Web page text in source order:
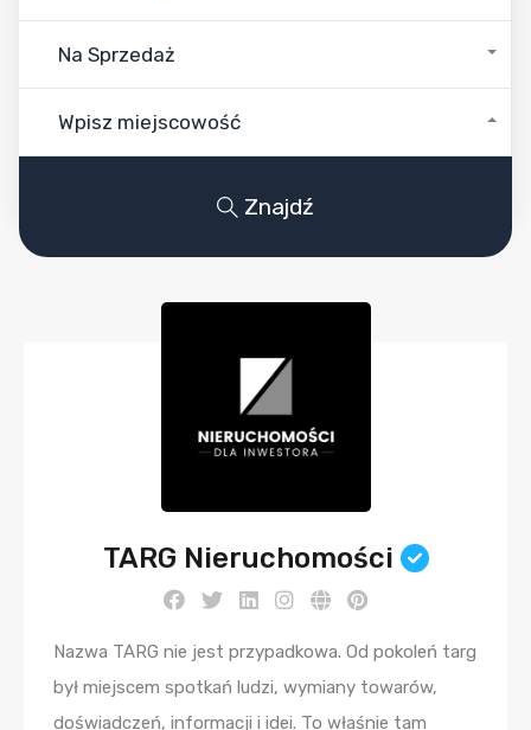
Na Sprzedaż
Wpisz miejscowość
Znajdź
TARG Nieruchomości
Nazwa TARG nie jest przypadkowa. Od pokoleń targ
był miejscem spotkań ludzi, wymiany towarów,
doświadczeń, informacji i idei. To właśnie tam